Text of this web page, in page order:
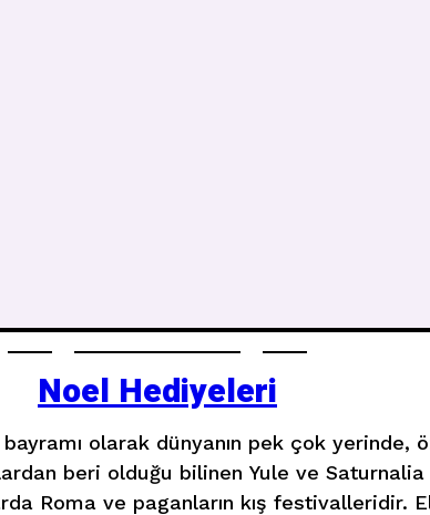
Noel Hediyeleri
olarak dünyanın pek çok yerinde,
beri olduğu bilinen Yule ve Saturnalia
Roma ve paganların kış festivalleridir.